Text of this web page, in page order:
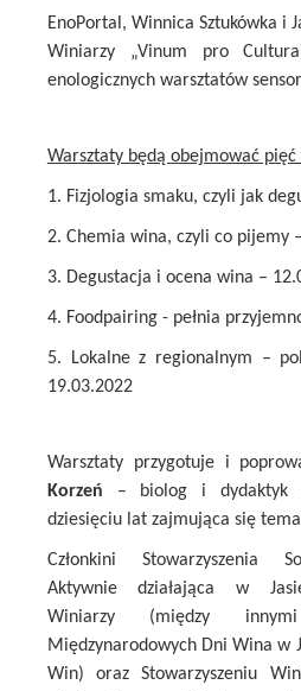
EnoPortal, Winnica Sztukówka i
Winiarzy „Vinum pro
enologicznych warsztatów
Warsztaty będą obejmować
1. Fizjologia smaku, czyli jak
2. Chemia wina, czyli co pijemy
3. Degustacja i ocena wina –
4. Foodpairing - pełnia
5. Lokalne z regionalnym –
19.03.2022
Warsztaty przygotuje i
Korzeń – biolog i dydaktyk
dziesięciu lat zajmująca się
Członkini Stowarzyszenia
Aktywnie działająca w
Winiarzy (między
Międzynarodowych Dni Wina w
Win) oraz Stowarzyszeniu